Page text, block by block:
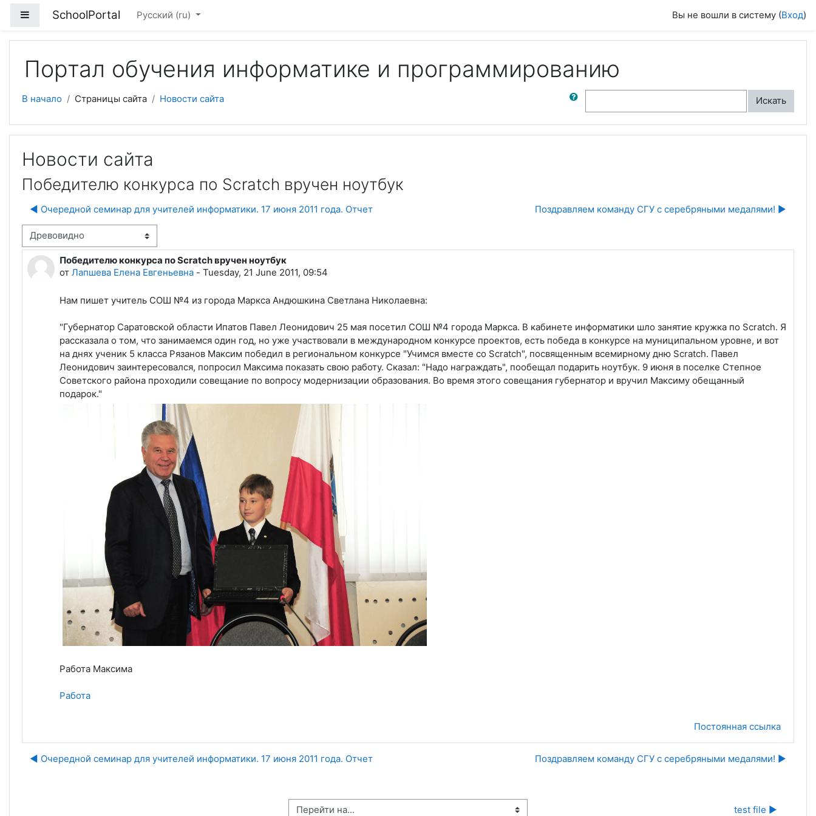
Боковая панель
SchoolPortal Русский ‎(ru)‎ Вы не вошли в систему (Вход)
Портал обучения информатике и программированию
В начало Страницы сайта Новости сайта
Поиск по форумам
Искать
Новости сайта
Победителю конкурса по Scratch вручен ноутбук
◀︎ Очередной семинар для учителей информатики. 17 июня 2011 года. Отчет Поздравляем команду СГУ с серебряными медалями! ▶︎
отображения
Победителю конкурса по Scratch вручен ноутбук
от Лапшева Елена Евгеньевна - Tuesday, 21 June 2011, 09:54
Количество ответов: 0
Нам пишет учитель СОШ №4 из города Маркса Андюшкина Светлана Николаевна:
"Губернатор Саратовской области Ипатов Павел Леонидович 25 мая посетил СОШ №4 города Маркса. В кабинете информатики шло занятие кружка по Scratch. Я
рассказала о том, что занимаемся один год, но уже участвовали в международном конкурсе проектов, есть победа в конкурсе на муниципальном уровне, и вот
на днях ученик 5 класса Рязанов Максим победил в региональном конкурсе "Учимся вместе со Scratch", посвященным всемирному дню Scratch. Павел
Леонидович заинтересовался, попросил Максима показать свою работу. Сказал: "Надо награждать", пообещал подарить ноутбук. 9 июня в поселке Степное
Советского района проходили совещание по вопросу модернизации образования. Во время этого совещания губернатор и вручил Максиму обещанный
подарок."
Работа Максима
Работа
Постоянная ссылка
◀︎ Очередной семинар для учителей информатики. 17 июня 2011 года. Отчет Поздравляем команду СГУ с серебряными медалями! ▶︎
Перейти на... test file ▶︎